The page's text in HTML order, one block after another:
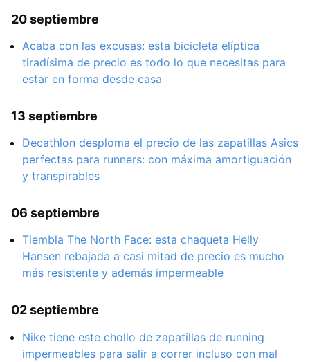
20 septiembre
Acaba con las excusas: esta bicicleta elíptica
tiradísima de precio es todo lo que necesitas para
estar en forma desde casa
13 septiembre
Decathlon desploma el precio de las zapatillas Asics
perfectas para runners: con máxima amortiguación
y transpirables
06 septiembre
Tiembla The North Face: esta chaqueta Helly
Hansen rebajada a casi mitad de precio es mucho
más resistente y además impermeable
02 septiembre
Nike tiene este chollo de zapatillas de running
impermeables para salir a correr incluso con mal